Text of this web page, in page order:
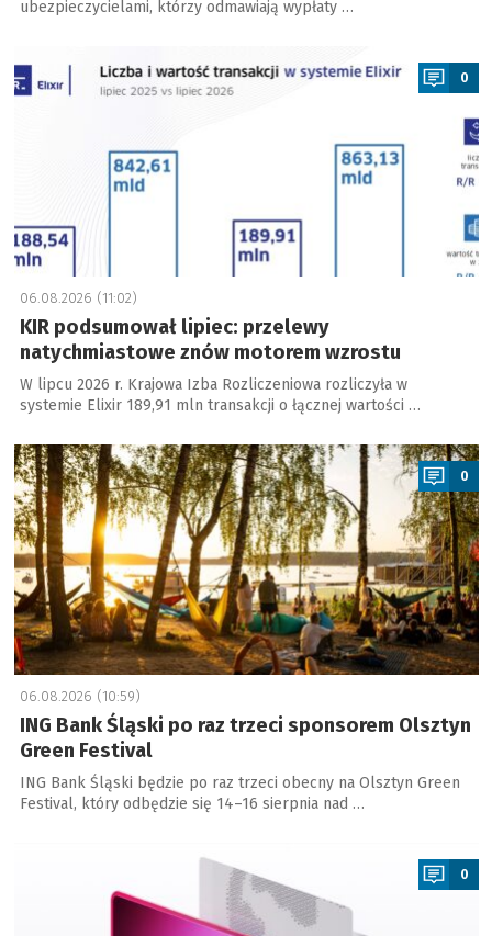
ubezpieczycielami, którzy odmawiają wypłaty …
0
06.08.2026 (11:02)
KIR podsumował lipiec: przelewy
natychmiastowe znów motorem wzrostu
W lipcu 2026 r. Krajowa Izba Rozliczeniowa rozliczyła w
systemie Elixir 189,91 mln transakcji o łącznej wartości …
a
0
06.08.2026 (10:59)
ING Bank Śląski po raz trzeci sponsorem Olsztyn
Green Festival
ING Bank Śląski będzie po raz trzeci obecny na Olsztyn Green
Festival, który odbędzie się 14–16 sierpnia nad …
0